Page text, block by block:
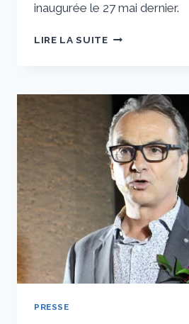
inaugurée le 27 mai dernier.
LIRE LA SUITELA
PARMI
LES
100
BÂTIMENTS
REMARQUABLES
DE
L’ANNÉE
2024
SELON
L’AMC
PRESSE